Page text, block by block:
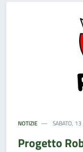
NOTIZIE SABATO,
Progetto